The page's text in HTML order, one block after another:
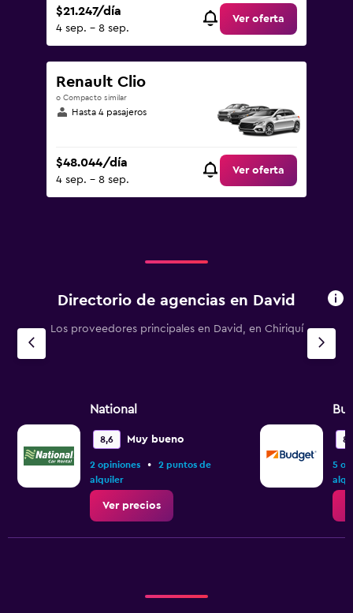
$21.247/día
4 sep. - 8 sep.
Ver oferta
Renault Clio
o Compacto similar
Hasta 4 pasajeros
$48.044/día
4 sep. - 8 sep.
Ver oferta
Directorio de agencias en David
Los proveedores principales en David, en Chiriquí
National
8,6 Muy bueno
2 opiniones •
2 puntos de
alquiler
Ver precios
8,1
5